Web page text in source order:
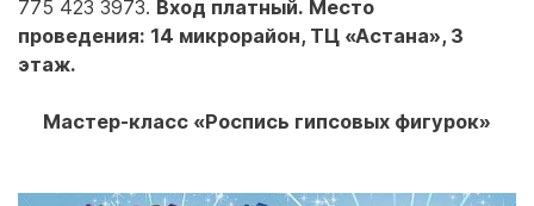
775 423 3973. Вход платный. Место
проведения: 14 микрорайон, ТЦ «Астана», 3
этаж.
Мастер-класс «Роспись гипсовых фигурок»